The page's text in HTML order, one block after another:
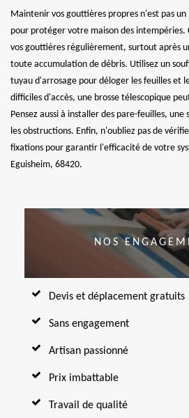
Maintenir vos gouttières propres n'est pas un
pour protéger votre maison des intempéries.
vos gouttières régulièrement, surtout après
toute accumulation de débris. Utilisez un
tuyau d'arrosage pour déloger les feuilles et
difficiles d'accès, une brosse télescopique
Pensez aussi à installer des pare-feuilles,
les obstructions. Enfin, n'oubliez pas de
fixations pour garantir l'efficacité de votre
Eguisheim, 68420.
NOS
Devis et déplacement gratuits
Sans engagement
Artisan passionné
Prix imbattable
Travail de qualité